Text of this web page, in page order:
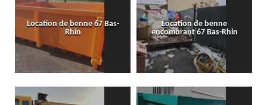
Location de benne 67 Bas-
Rhin
Location de benne
encombrant 67 Bas-Rhin